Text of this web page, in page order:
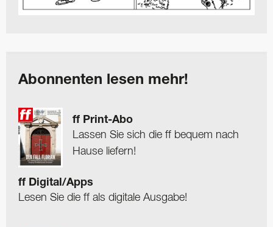
Abonnenten lesen mehr!
ff Print-Abo
Lassen Sie sich die ff bequem nach
Hause liefern!
ff Digital/Apps
Lesen Sie die ff als digitale Ausgabe!